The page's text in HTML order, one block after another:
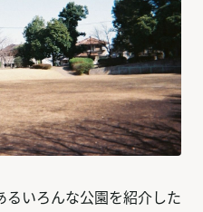
るいろんな公園を紹介した